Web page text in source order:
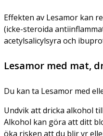
Effekten av Lesamor kan
(icke-steroida
acetylsalicylsyra och
Lesamor med mat,
Du kan ta Lesamor med
Undvik att dricka alkohol
Alkohol kan göra att ditt
öka risken att du blir yr